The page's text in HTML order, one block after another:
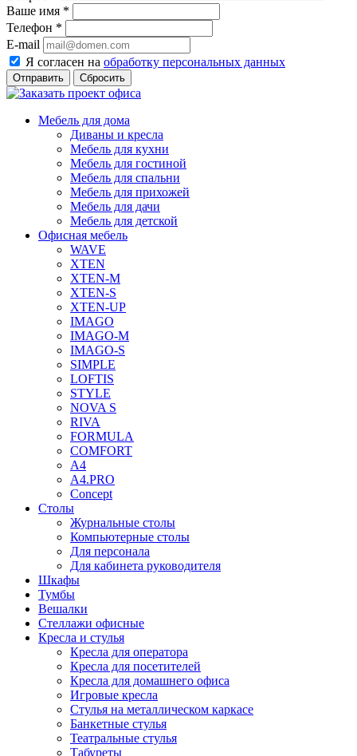
Ваше имя *
Телефон *
E-mail
Я согласен на обработку персональных данных
Сбросить
Мебель для дома
Диваны и кресла
Мебель для кухни
Мебель для гостиной
Мебель для спальни
Мебель для прихожей
Мебель для дачи
Мебель для детской
Офисная мебель
WAVE
XTEN
XTEN-M
XTEN-S
XTEN-UP
IMAGO
IMAGO-M
IMAGO-S
SIMPLE
LOFTIS
STYLE
NOVA S
RIVA
FORMULA
COMFORT
A4
A4.PRO
Concept
Столы
Журнальные столы
Компьютерные столы
Для персонала
Для кабинета руководителя
Шкафы
Тумбы
Вешалки
Стеллажи офисные
Кресла и стулья
Кресла для оператора
Кресла для посетителей
Кресла для домашнего офиса
Игровые кресла
Стулья на металлическом каркасе
Банкетные стулья
Театральные стулья
Табуреты